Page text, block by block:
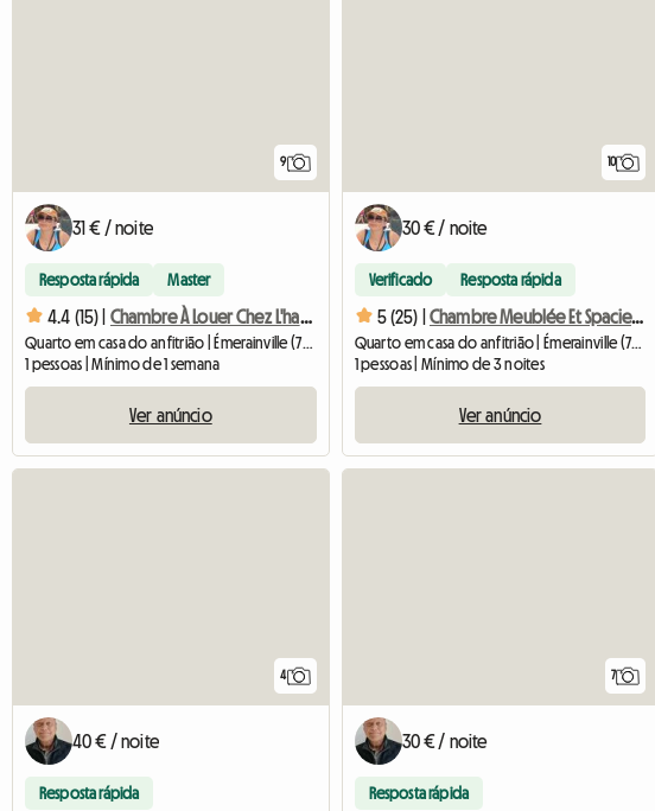
9
31 € / noite
Resposta rápida Master
4.4 (15) | Chambre À Louer Chez L'habitant
Quarto em casa do anfitrião | Émerainville (77184) | 13 M2
1 pessoas | Mínimo de 1 semana
Ver anúncio
10
30 € / noite
Verificado Resposta rápida
5 (25) | Chambre Meublée Et Spacieuse À Louer
Quarto em casa do anfitrião | Émerainville (77184) | 11 M2
1 pessoas | Mínimo de 3 noites
Ver anúncio
4
40 € / noite
Resposta rápida
7
30 € / noite
Resposta rápida